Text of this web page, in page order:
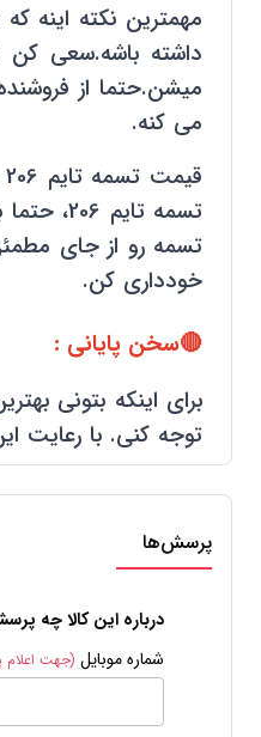
مهمترین نکته اینه
داشته باشه.سعی کن
میشن.حتما از
می کنه.
تسمه
تسمه رو از جای
خودداری کن.
🔴سخن پایانی :
توجه کنی. با رعایت
پرسش‌ها
درباره این کالا چه
شماره موبایل (جهت اعلام